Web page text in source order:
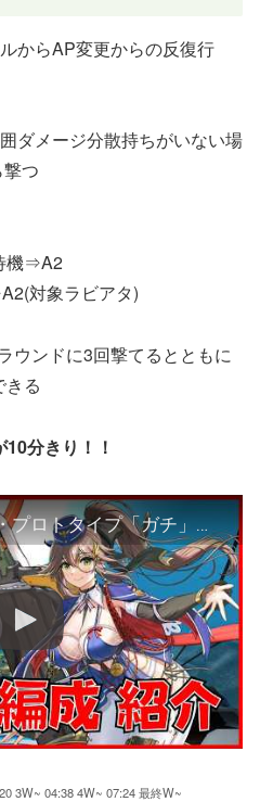
からAP変更からの反復行
ダメージ分散持ちがいない場
つ
機⇒A2
対象ラビアタ)
ウンドに3回撃てるとともに
る
分きり！！
【ラスオリ】ラビアタ・プロトタイプ「ガチ」編成 紹介！！【変化の聖所3-60攻略：ラビアタ/コンスタンツァ/レオナ/メルト/シデン】
3W~ 04:38 4W~ 07:24 最終W~